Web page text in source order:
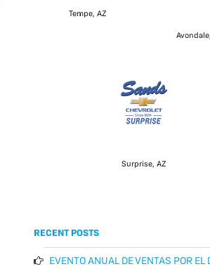
Tempe, AZ
Surprise, AZ
RECENT POSTS
EVENTO ANUAL DE VENTAS POR EL